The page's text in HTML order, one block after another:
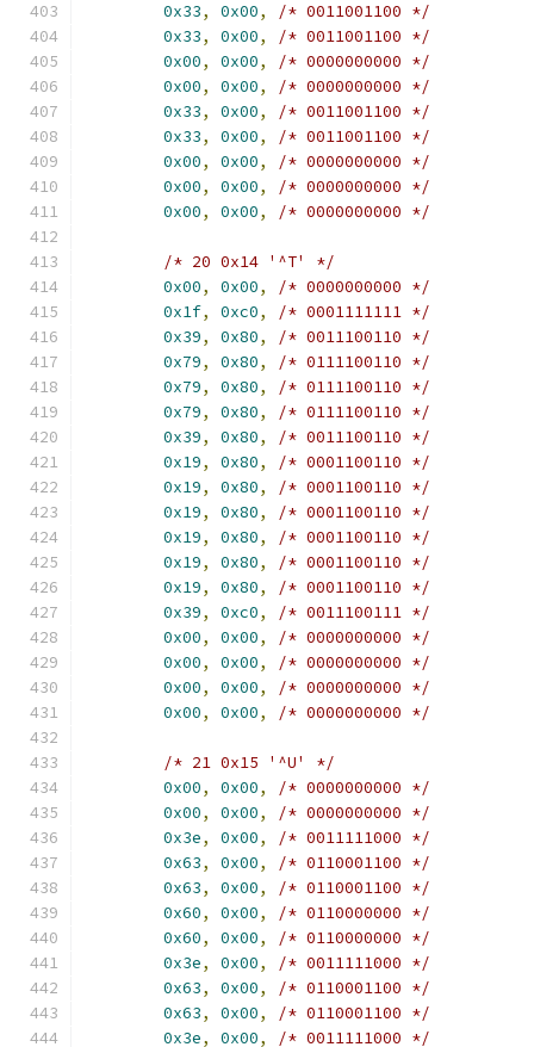
0x33, 0x00,
/* 0011001100 */
0x33, 0x00,
/* 0011001100 */
0x00, 0x00,
/* 0000000000 */
0x00, 0x00,
/* 0000000000 */
0x33, 0x00,
/* 0011001100 */
0x33, 0x00,
/* 0011001100 */
0x00, 0x00,
/* 0000000000 */
0x00, 0x00,
/* 0000000000 */
0x00, 0x00, /* 0000000000 */
/* 20 0x14 '^T' */
0x00, 0x00,
/* 0000000000 */
0x1f, 0xc0,
/* 0001111111 */
0x39, 0x80,
/* 0011100110 */
0x79, 0x80,
/* 0111100110 */
0x79, 0x80,
/* 0111100110 */
0x79, 0x80,
/* 0111100110 */
0x39, 0x80,
/* 0011100110 */
0x19, 0x80,
/* 0001100110 */
0x19, 0x80,
/* 0001100110 */
0x19, 0x80,
/* 0001100110 */
0x19, 0x80,
/* 0001100110 */
0x19, 0x80,
/* 0001100110 */
0x19, 0x80,
/* 0001100110 */
0x39, 0xc0,
/* 0011100111 */
0x00, 0x00,
/* 0000000000 */
0x00, 0x00,
/* 0000000000 */
0x00, 0x00,
/* 0000000000 */
0x00, 0x00, /* 0000000000 */
/* 21 0x15 '^U' */
0x00, 0x00,
/* 0000000000 */
0x00, 0x00,
/* 0000000000 */
0x3e, 0x00,
/* 0011111000 */
0x63, 0x00,
/* 0110001100 */
0x63, 0x00,
/* 0110001100 */
0x60, 0x00,
/* 0110000000 */
0x60, 0x00,
/* 0110000000 */
0x3e, 0x00,
/* 0011111000 */
0x63, 0x00,
/* 0110001100 */
0x63, 0x00,
/* 0110001100 */
0x3e, 0x00,
/* 0011111000 */